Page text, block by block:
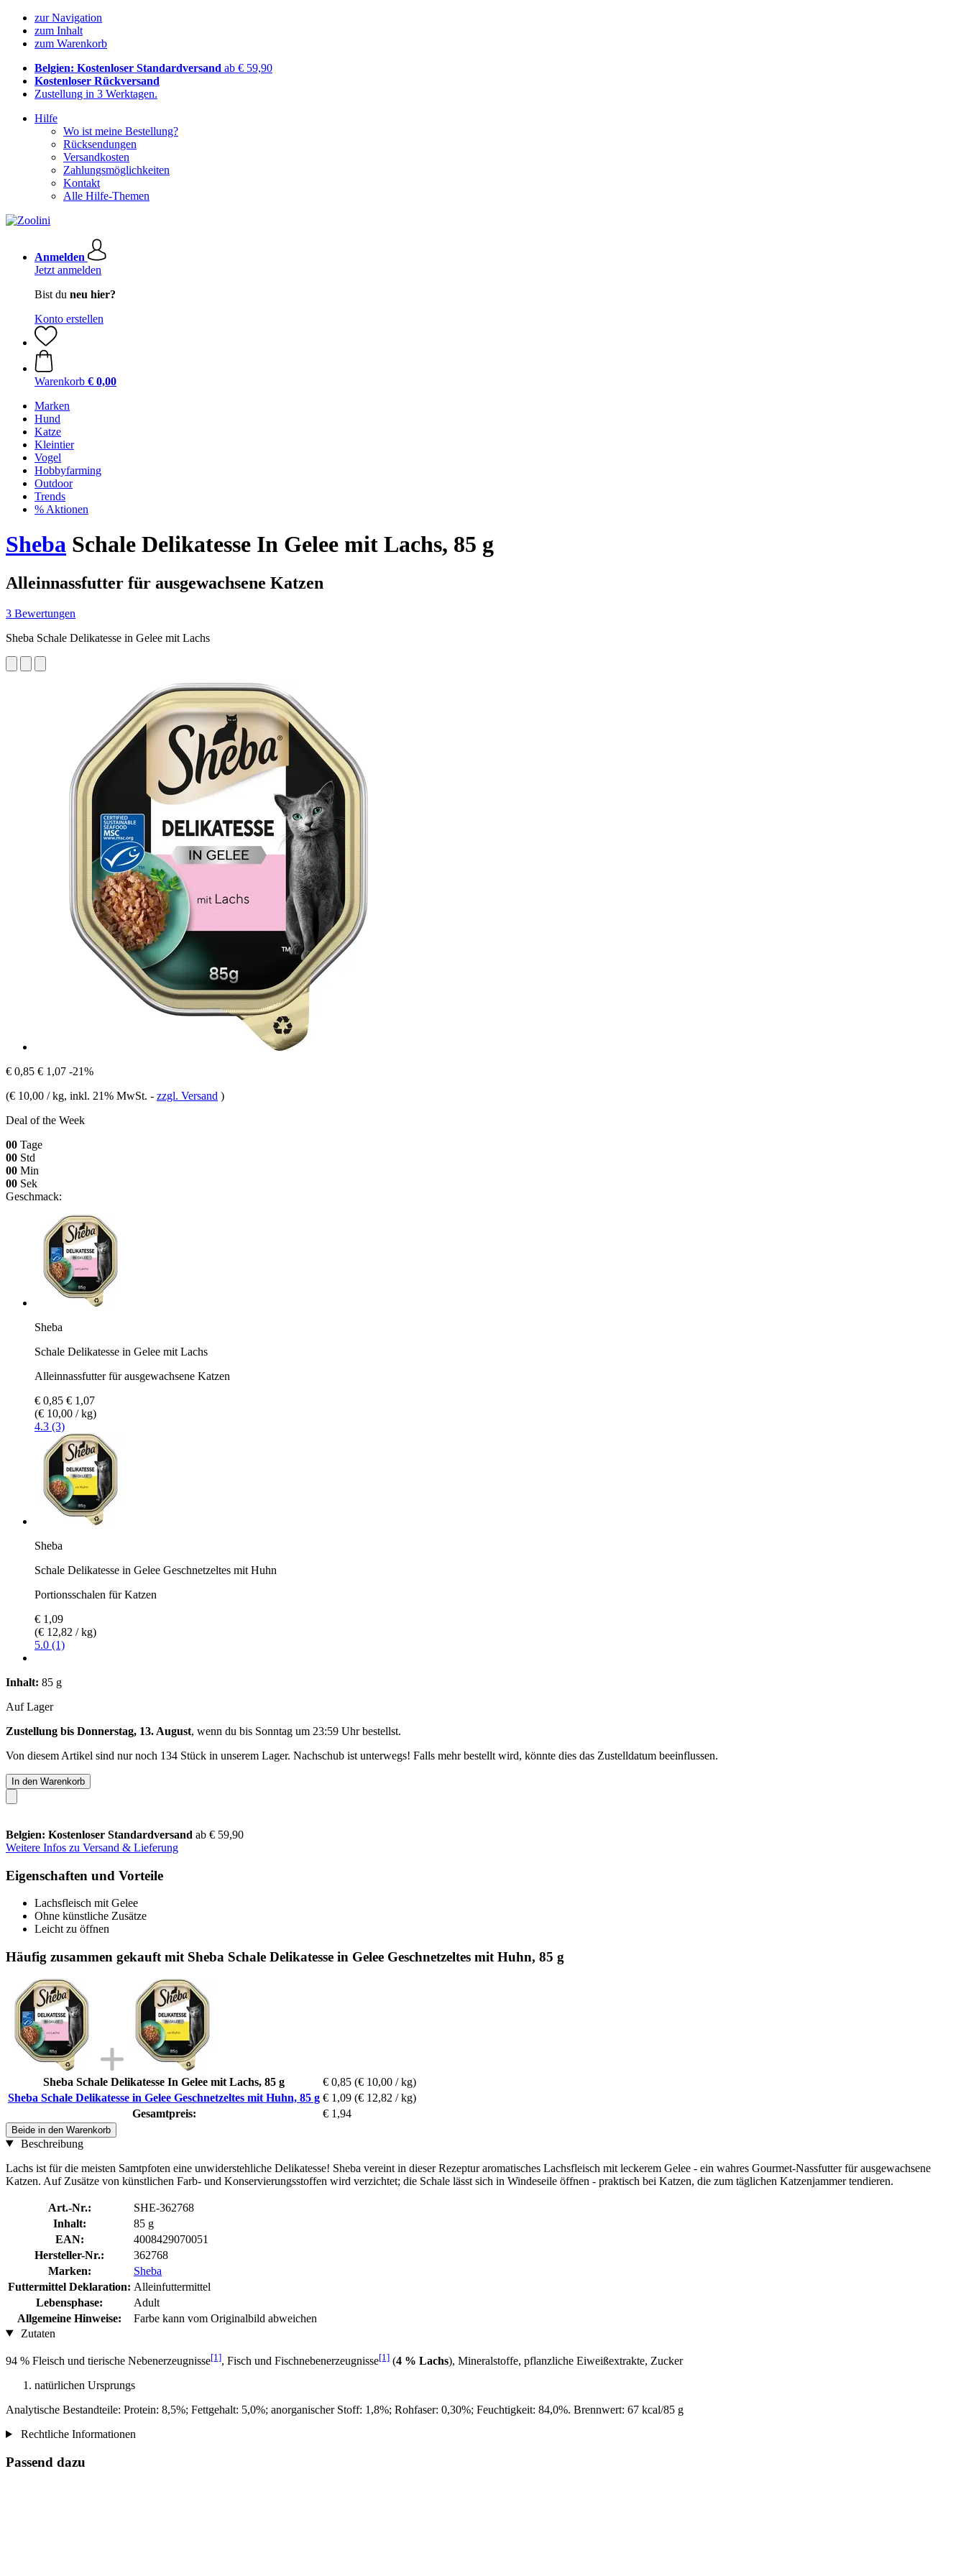
zur Navigation
zum Inhalt
zum Warenkorb
Belgien: Kostenloser Standardversand ab € 59,90
Kostenloser Rückversand
Zustellung in 3 Werktagen.
Hilfe
Wo ist meine Bestellung?
Rücksendungen
Versandkosten
Zahlungsmöglichkeiten
Kontakt
Alle Hilfe-Themen
Anmelden
Jetzt anmelden
Bist du neu hier?
Konto erstellen
Warenkorb € 0,00
Marken
Hund
Katze
Kleintier
Vogel
Hobbyfarming
Outdoor
Trends
% Aktionen
Sheba Schale Delikatesse In Gelee mit Lachs, 85 g
Alleinnassfutter für ausgewachsene Katzen
3 Bewertungen
Sheba Schale Delikatesse in Gelee mit Lachs
€ 0,85 € 1,07 -21%
(€ 10,00 / kg, inkl. 21% MwSt. - zzgl. Versand )
Deal of the Week
00 Tage
00 Std
00 Min
00 Sek
Geschmack:
Sheba
Schale Delikatesse in Gelee mit Lachs
Alleinnassfutter für ausgewachsene Katzen
€ 0,85 € 1,07
(€ 10,00 / kg)
4.3 (3)
Sheba
Schale Delikatesse in Gelee Geschnetzeltes mit Huhn
Portionsschalen für Katzen
€ 1,09
(€ 12,82 / kg)
5.0 (1)
Inhalt: 85 g
Auf Lager
Zustellung bis Donnerstag, 13. August, wenn du bis Sonntag um 23:59 Uhrbestellst.
Von diesem Artikel sind nur noch 134 Stück in unserem Lager. Nachschub ist unterwegs! Falls mehr bestellt wird, könnte dies das Zustelldatum beeinflussen.
In den Warenkorb
Belgien: Kostenloser Standardversand ab € 59,90
Weitere Infos zu Versand & Lieferung
Eigenschaften und Vorteile
Lachsfleisch mit Gelee
Ohne künstliche Zusätze
Leicht zu öffnen
Häufig zusammen gekauft mit Sheba Schale Delikatesse in Gelee Geschnetzeltes mit Huhn, 85 g
Sheba Schale Delikatesse In Gelee mit Lachs, 85 g € 0,85 (€ 10,00 / kg)
Sheba Schale Delikatesse in Gelee Geschnetzeltes mit Huhn, 85 g € 1,09 (€ 12,82 / kg)
Gesamtpreis:
€ 1,94
Beide in den Warenkorb
Beschreibung
Lachs ist für die meisten Samtpfoten eine unwiderstehliche Delikatesse! Sheba vereint in dieser Rezeptur aromatisches Lachsfleisch mit leckerem Gelee - ein wahres Gourmet-Nassfutter für ausgewachsene
Katzen. Auf Zusätze von künstlichen Farb- und Konservierungsstoffen wird verzichtet; die Schale lässt sich in Windeseile öffnen - praktisch bei Katzen, die zum täglichen Katzenjammer tendieren.
Art.-Nr.:
SHE-362768
Inhalt:
85 g
EAN:
4008429070051
Hersteller-Nr.:
362768
Marken:
Sheba
Futtermittel Deklaration: Alleinfuttermittel
Lebensphase:
Adult
Allgemeine Hinweise:
Farbe kann vom Originalbild abweichen
Zutaten
94 % Fleisch und tierische Nebenerzeugnisse[1], Fisch und Fischnebenerzeugnisse[1] (4 % Lachs), Mineralstoffe, pflanzliche Eiweißextrakte, Zucker
natürlichen Ursprungs
Analytische Bestandteile: Protein: 8,5%; Fettgehalt: 5,0%; anorganischer Stoff: 1,8%; Rohfaser: 0,30%; Feuchtigkeit: 84,0%. Brennwert: 67 kcal/85 g
Rechtliche Informationen
Passend dazu